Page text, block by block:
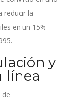
reducir la
en un 15%
y
línea
de